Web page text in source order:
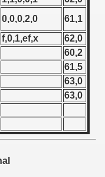
0,0,0,2,0
61,1
f,0,1,ef,x
62,0
60,2
61,5
63,0
63,0